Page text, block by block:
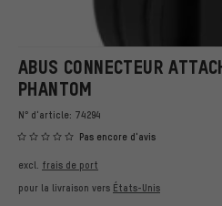
ABUS CONNECTEUR
PHANTOM
N° d'article: 74294
Pas encore d'avis
excl. frais de port
pour la livraison vers États-Unis